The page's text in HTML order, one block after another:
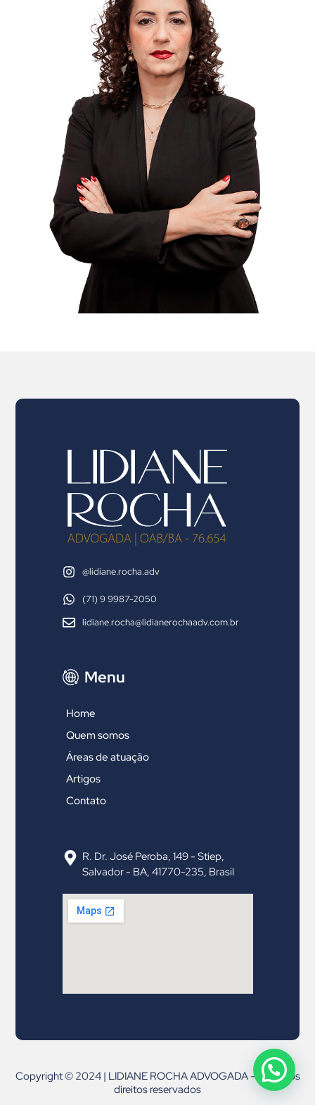
@lidiane.rocha.adv
(71) 9 9987-2050
lidiane.rocha@lidianerochaadv.com.br
Menu
Home
Quem somos
Áreas de atuação
Artigos
Contato
R. Dr. José Peroba, 149 - Stiep,
Salvador - BA, 41770-235, Brasil
Copyright © 2024 | LIDIANE ROCHA ADVOGADA – Todos os
direitos reservados